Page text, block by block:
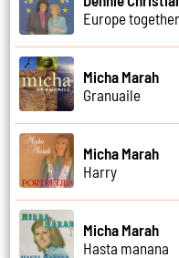
Europe together
Micha Marah
Granuaile
Micha Marah
Harry
Micha Marah
Hasta manana